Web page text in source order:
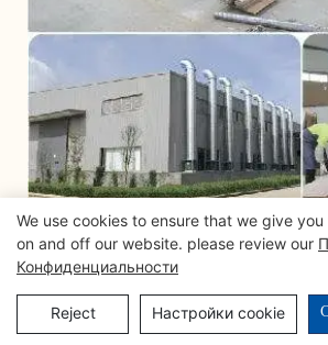
We use cookies to ensure that we give
on and off our website. please review our
Конфиденциальности
Reject Настройки cookie